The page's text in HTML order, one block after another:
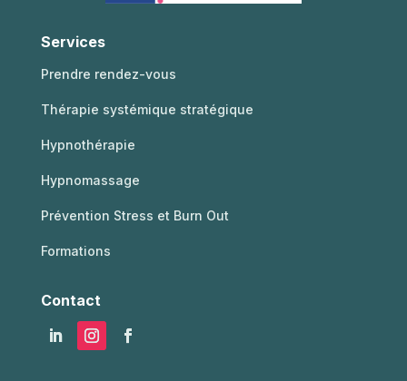
Services
Prendre rendez-vous
Thérapie systémique stratégique
Hypnothérapie
Hypnomassage
Prévention Stress et Burn Out
Formations
Contact